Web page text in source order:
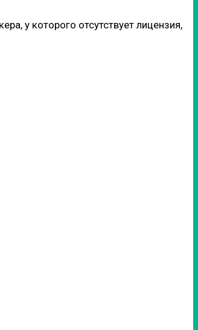
у которого отсутствует лицензия,